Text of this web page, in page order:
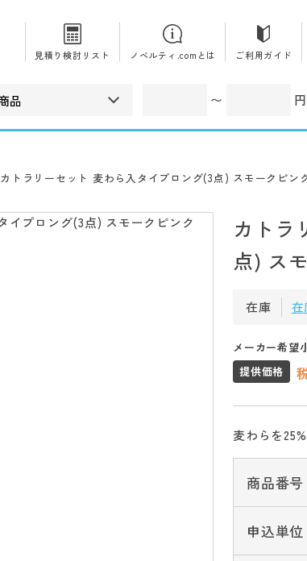
見積り検討リスト
ノベルティ.comとは ご利用ガイド
〜 円
カトラリーセット 麦わら入タイプロング(3点) スモークピン
カトラ
点) ス
在庫 在
メーカー希望
提供価格
麦わらを
商品番号
申込単位